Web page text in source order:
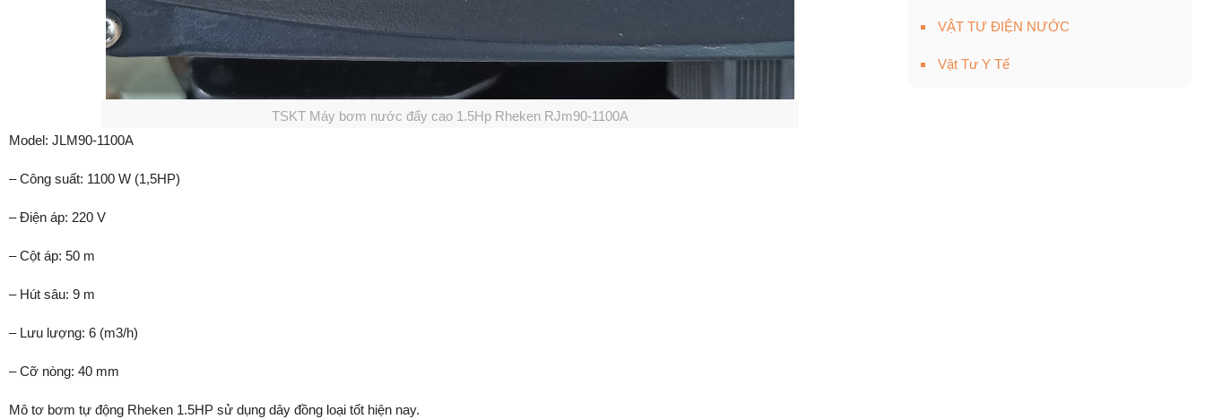
TSKT Máy bơm nước đẩy cao 1.5Hp Rheken RJm90-1100A
Model: JLM90-1100A
– Công suất: 1100 W (1,5HP)
– Điện áp: 220 V
– Cột áp: 50 m
– Hút sâu: 9 m
– Lưu lượng: 6 (m3/h)
– Cỡ nòng: 40 mm
Mô tơ bơm tự động Rheken 1.5HP sử dụng dây đồng loại tốt hiện nay.
VẬT TƯ ĐIỆN NƯỚC
Vật Tư Y Tế